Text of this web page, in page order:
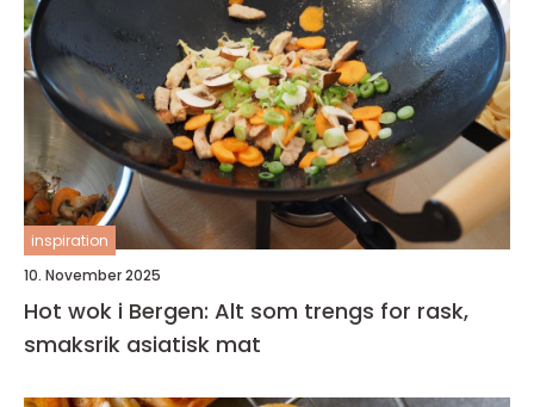
inspiration
10. November 2025
Hot wok i Bergen: Alt som trengs for rask,
smaksrik asiatisk mat